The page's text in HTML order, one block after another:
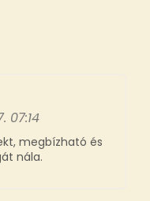
07:14
megbízható és
nála.